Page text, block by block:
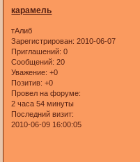
карамель
тАлиб
Зарегистрирован: 2010-06-07
Приглашений: 0
Сообщений: 20
Уважение: +0
Позитив: +0
Провел на форуме:
2 часа 54 минуты
Последний визит:
2010-06-09 16:00:05